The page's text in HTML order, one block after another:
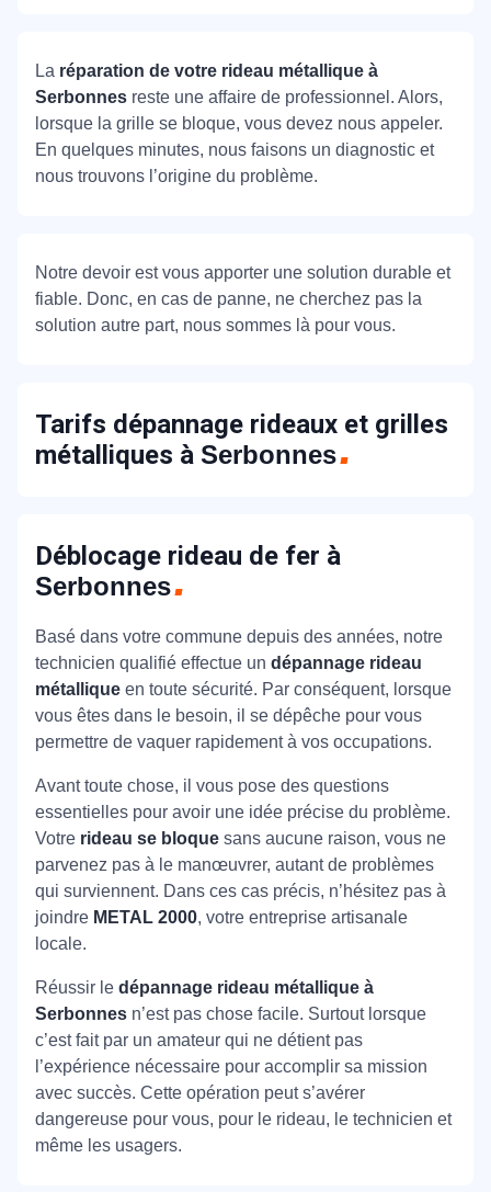
La réparation de votre rideau métallique à
Serbonnes reste une affaire de professionnel. Alors,
lorsque la grille se bloque, vous devez nous appeler.
En quelques minutes, nous faisons un diagnostic et
nous trouvons l’origine du problème.
Notre devoir est vous apporter une solution durable et
fiable. Donc, en cas de panne, ne cherchez pas la
solution autre part, nous sommes là pour vous.
Tarifs dépannage rideaux et grilles
métalliques à Serbonnes
Déblocage rideau de fer à
Serbonnes
Basé dans votre commune depuis des années, notre
technicien qualifié effectue un dépannage rideau
métallique en toute sécurité. Par conséquent, lorsque
vous êtes dans le besoin, il se dépêche pour vous
permettre de vaquer rapidement à vos occupations.
Avant toute chose, il vous pose des questions
essentielles pour avoir une idée précise du problème.
Votre rideau se bloque sans aucune raison, vous ne
parvenez pas à le manœuvrer, autant de problèmes
qui surviennent. Dans ces cas précis, n’hésitez pas à
joindre METAL 2000, votre entreprise artisanale
locale.
Réussir le dépannage rideau métallique à
Serbonnes n’est pas chose facile. Surtout lorsque
c’est fait par un amateur qui ne détient pas
l’expérience nécessaire pour accomplir sa mission
avec succès. Cette opération peut s’avérer
dangereuse pour vous, pour le rideau, le technicien et
même les usagers.